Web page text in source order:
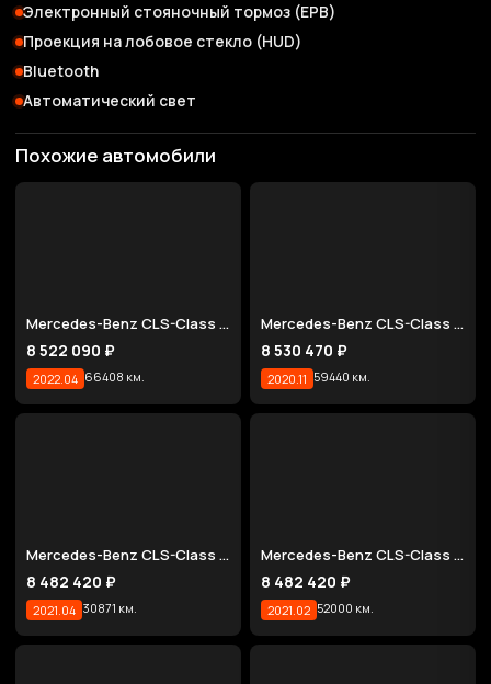
Электронный стояночный тормоз (EPB)
Проекция на лобовое стекло (HUD)
Bluetooth
Автоматический свет
Похожие автомобили
Mercedes-Benz CLS-Class CLS450 4MATIC
8 522 090 ₽
2022.04 66408 км.
Mercedes-Benz CLS-Class CLS450 4MATIC AMG Line
8 530 470 ₽
2020.11 59440 км.
Mercedes-Benz CLS-Class CLS450 4MATIC AMG Line
8 482 420 ₽
2021.04 30871 км.
Mercedes-Benz CLS-Class CLS450 4MATIC AMG Line
8 482 420 ₽
2021.02 52000 км.